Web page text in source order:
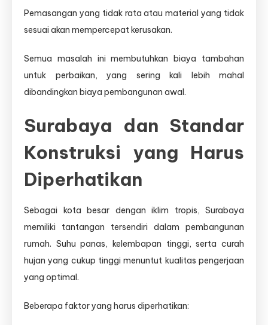
Pemasangan yang tidak rata atau material yang tidak
sesuai akan mempercepat kerusakan.
Semua masalah ini membutuhkan biaya tambahan
untuk perbaikan, yang sering kali lebih mahal
dibandingkan biaya pembangunan awal.
Surabaya dan Standar
Konstruksi yang Harus
Diperhatikan
Sebagai kota besar dengan iklim tropis, Surabaya
memiliki tantangan tersendiri dalam pembangunan
rumah. Suhu panas, kelembapan tinggi, serta curah
hujan yang cukup tinggi menuntut kualitas pengerjaan
yang optimal.
Beberapa faktor yang harus diperhatikan: